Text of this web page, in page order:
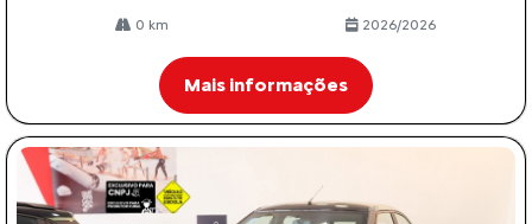
0 km 2026/2026
Mais informações